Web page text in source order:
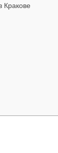
Кракове